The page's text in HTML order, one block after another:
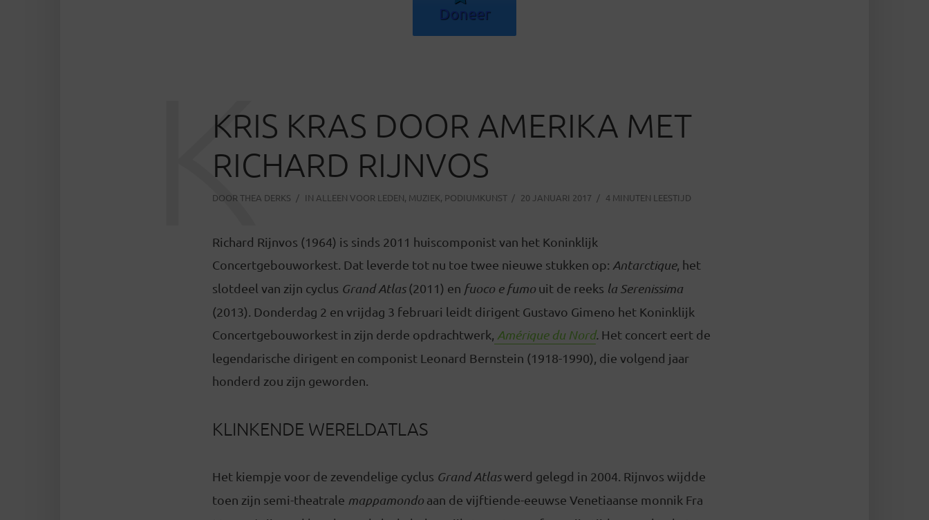
Doneer
KRIS KRAS DOOR AMERIKA MET
RICHARD RIJNVOS
DOOR THEA DERKS IN ALLEEN VOOR LEDEN, MUZIEK, PODIUMKUNST 20 JANUARI 2017 4 MINUTEN LEESTIJD
K
Richard Rijnvos (1964) is sinds 2011 huiscomponist van het Koninklijk
Concertgebouworkest. Dat leverde tot nu toe twee nieuwe stukken op: Antarctique, het
slotdeel van zijn cyclus Grand Atlas(2011) en fuoco e fumo uit de reeks la Serenissima
(2013). Donderdag 2 en vrijdag 3 februari leidt dirigent Gustavo Gimeno het Koninklijk
Concertgebouworkest in zijn derde opdrachtwerk, Amérique du Nord. Het concert eert de
legendarische dirigent en componist Leonard Bernstein (1918-1990), die volgend jaar
honderd zou zijn geworden.
KLINKENDE WERELDATLAS
Het kiempje voor de zevendelige cyclus Grand Atlaswerd gelegd in 2004. Rijnvos wijdde
toen zijn semi-theatrale mappamondo aan de vijftiende-eeuwse Venetiaanse monnik Fra